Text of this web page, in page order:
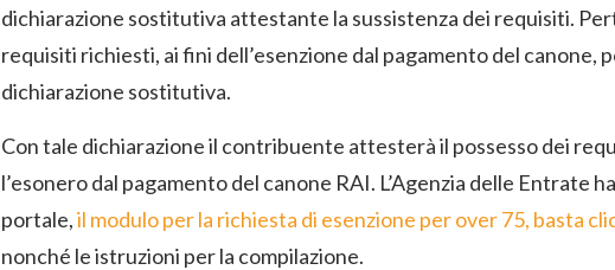
dichiarazione sostitutiva attestante la sussistenza dei requisiti.
requisiti richiesti, ai fini dell’esenzione dal pagamento del canone,
dichiarazione sostitutiva.
Con tale dichiarazione il contribuente attesterà il possesso dei
l’esonero dal pagamento del canone RAI. L’Agenzia delle Entrate
portale,il modulo per la richiesta di esenzione per over 75, basta
nonché le istruzioni per la compilazione.